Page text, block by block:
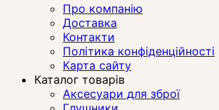
Про компанію
Доставка
Контакти
Політика конфіденційності
Карта сайту
Каталог товарів
Аксесуари для зброї